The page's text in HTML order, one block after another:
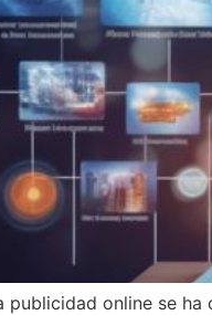
publicidad online se